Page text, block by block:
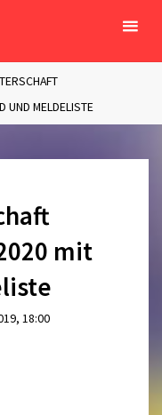
UND MELDELISTE
mit
18:00